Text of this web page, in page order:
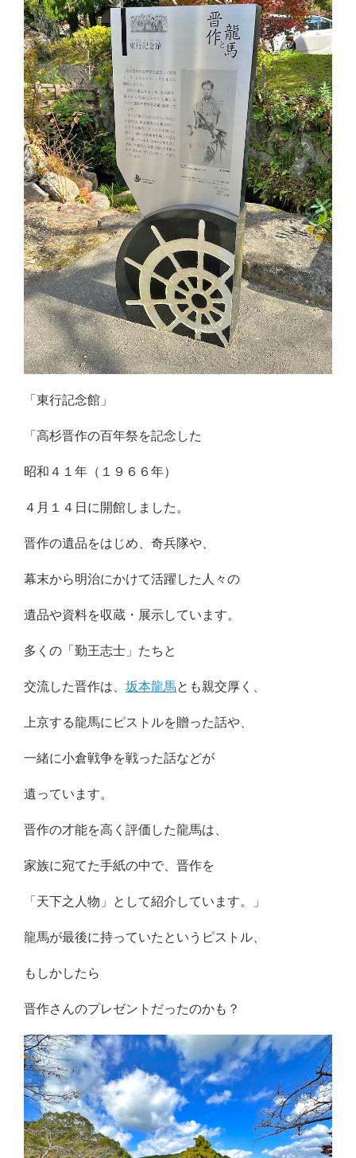
「東行記念館」
「高杉晋作の百年祭を記念した
昭和４１年（１９６６年）
４月１４日に開館しました。
晋作の遺品をはじめ、奇兵隊や、
幕末から明治にかけて活躍した人々の
遺品や資料を収蔵・展示しています。
多くの「勤王志士」たちと
交流した晋作は、 坂本龍馬とも親交厚く、
上京する龍馬にピストルを贈った話や、
一緒に小倉戦争を戦った話などが
遺っています。
晋作の才能を高く評価した龍馬は、
家族に宛てた手紙の中で、晋作を
「天下之人物」として紹介しています。」
龍馬が最後に持っていたというピストル、
もしかしたら
晋作さんのプレゼントだったのかも？